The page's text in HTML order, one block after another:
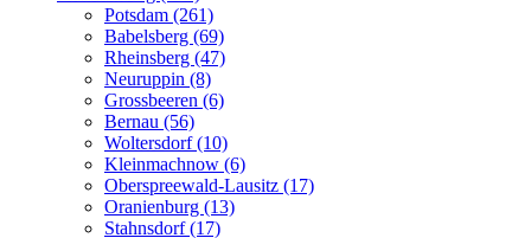
Potsdam (261)
Babelsberg (69)
Rheinsberg (47)
Neuruppin (8)
Grossbeeren (6)
Bernau (56)
Woltersdorf (10)
Kleinmachnow (6)
Oberspreewald-Lausitz (17)
Oranienburg (13)
Stahnsdorf (17)